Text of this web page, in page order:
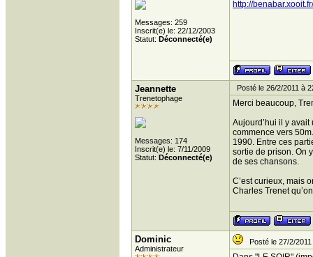
Messages: 259
Inscrit(e) le: 22/12/2003
Statut: Déconnecté(e)
http://
Jeannette
Trenetophage
Messages: 174
Inscrit(e) le: 7/11/2009
Statut: Déconnecté(e)
Posté le 26/2/2011 à
Merci beaucoup,
Aujourd’hui il y
commence vers
1990. Entre ces
sortie de prison. On
de ses chansons.
C’est curieux, mais
Charles Trenet
Dominic
Administrateur
Posté le 27/2/2011